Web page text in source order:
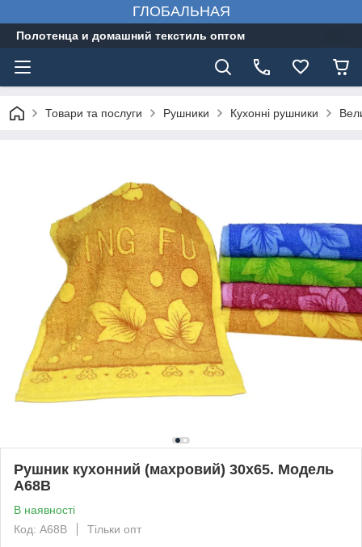
ГЛОБАЛЬНАЯ
Полотенца и домашний текстиль оптом
Товари та послуги Рушники Кухонні рушники
Рушник кухонний (махровий) 30х65. Модель
A68B
В наявності
Код: A68B
Тільки опт